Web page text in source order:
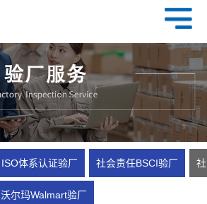
ISO体系认证验厂 社会责任BSCI验厂
沃尔玛Walmart验厂